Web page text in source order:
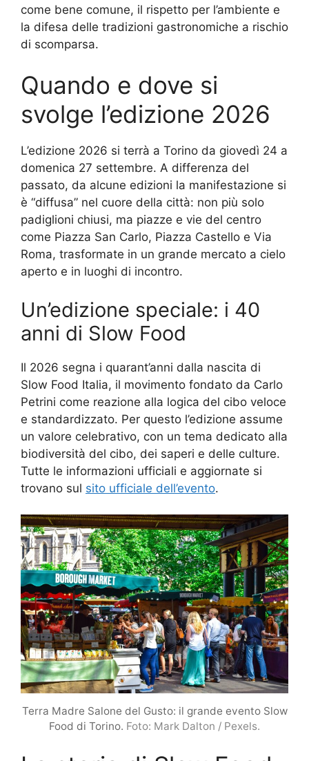
come bene comune, il rispetto per l’ambiente e
la difesa delle tradizioni gastronomiche a rischio
di scomparsa.
Quando e dove si
svolge l’edizione 2026
L’edizione 2026 si terrà a Torino da giovedì 24 a
domenica 27 settembre. A differenza del
passato, da alcune edizioni la manifestazione si
è “diffusa” nel cuore della città: non più solo
padiglioni chiusi, ma piazze e vie del centro
come Piazza San Carlo, Piazza Castello e Via
Roma, trasformate in un grande mercato a cielo
aperto e in luoghi di incontro.
Un’edizione speciale: i 40
anni di Slow Food
Il 2026 segna i quarant’anni dalla nascita di
Slow Food Italia, il movimento fondato da Carlo
Petrini come reazione alla logica del cibo veloce
e standardizzato. Per questo l’edizione assume
un valore celebrativo, con un tema dedicato alla
biodiversità del cibo, dei saperi e delle culture.
Tutte le informazioni ufficiali e aggiornate si
trovano sul sito ufficiale dell’evento.
Terra Madre Salone del Gusto: il grande evento Slow
Food di Torino. Foto: Mark Dalton / Pexels.